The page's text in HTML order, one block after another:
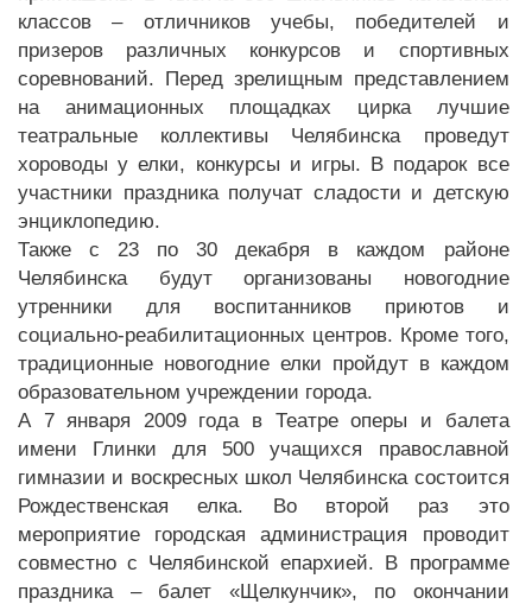
классов – отличников учебы, победителей и
призеров различных конкурсов и спортивных
соревнований. Перед зрелищным представлением
на анимационных площадках цирка лучшие
театральные коллективы Челябинска проведут
хороводы у елки, конкурсы и игры. В подарок все
участники праздника получат сладости и детскую
энциклопедию.
Также с 23 по 30 декабря в каждом районе
Челябинска будут организованы новогодние
утренники для воспитанников приютов и
социально-реабилитационных центров. Кроме того,
традиционные новогодние елки пройдут в каждом
образовательном учреждении города.
А 7 января 2009 года в Театре оперы и балета
имени Глинки для 500 учащихся православной
гимназии и воскресных школ Челябинска состоится
Рождественская елка. Во второй раз это
мероприятие городская администрация проводит
совместно с Челябинской епархией. В программе
праздника – балет «Щелкунчик», по окончании